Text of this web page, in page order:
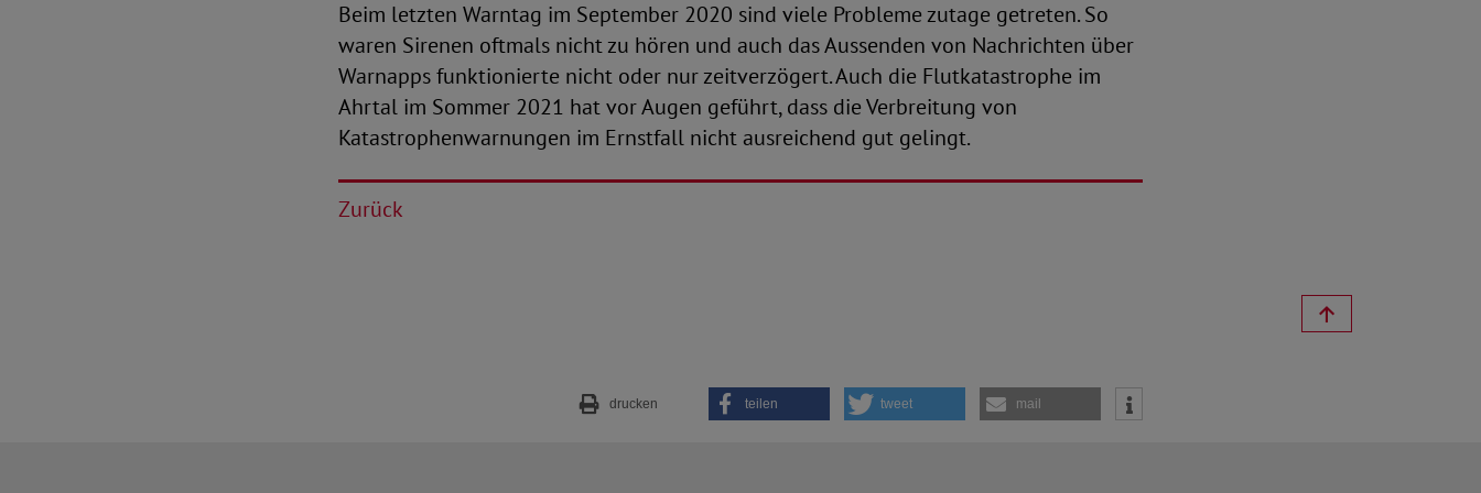
Beim letzten Warntag im September 2020 sind viele Probleme zutage getreten. So
waren Sirenen oftmals nicht zu hören und auch das Aussenden von Nachrichten über
Warnapps funktionierte nicht oder nur zeitverzögert. Auch die Flutkatastrophe im
Ahrtal im Sommer 2021 hat vor Augen geführt, dass die Verbreitung von
Katastrophenwarnungen im Ernstfall nicht ausreichend gut gelingt.
Zurück
drucken teilen tweet mail